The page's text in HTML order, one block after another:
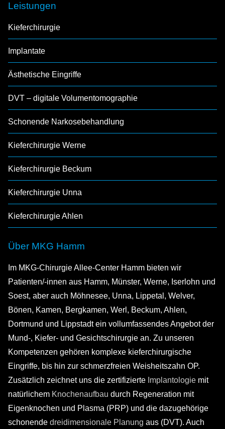
Leistungen
Kieferchirurgie
Implantate
Ästhetische Eingriffe
DVT – digitale Volumentomographie
Schonende Narkosebehandlung
Kieferchirurgie Werne
Kieferchirurgie Beckum
Kieferchirurgie Unna
Kieferchirurgie Ahlen
Über MKG Hamm
Im MKG-Chirurgie Allee-Center Hamm bieten wir
Patienten/-innen aus Hamm, Münster, Werne, Iserlohn und
Soest, aber auch Möhnesee, Unna, Lippetal, Welver,
Bönen, Kamen, Bergkamen, Werl, Beckum, Ahlen,
Dortmund und Lippstadt ein vollumfassendes Angebot der
Mund-, Kiefer- und Gesichtschirurgie an. Zu unseren
Kompetenzen gehören komplexe kieferchirurgische
Eingriffe, bis hin zur schmerzfreien Weisheitszahn OP.
Zusätzlich zeichnet uns die zertifizierte Implantologie mit
natürlichem Knochenaufbau durch Regeneration mit
Eigenknochen und Plasma (PRP) und die dazugehörige
schonende dreidimensionale Planung aus (DVT). Auch